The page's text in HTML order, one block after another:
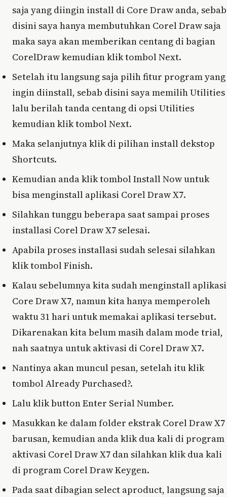
saja yang diingin install di Core Draw anda, sebab
disini saya hanya membutuhkan Corel Draw saja
maka saya akan memberikan centang di bagian
CorelDraw kemudian klik tombol Next.
Setelah itu langsung saja pilih fitur program yang
ingin diinstall, sebab disini saya memilih Utilities
lalu berilah tanda centang di opsi Utilities
kemudian klik tombol Next.
Maka selanjutnya klik di pilihan install dekstop
Shortcuts.
Kemudian anda klik tombol Install Now untuk
bisa menginstall aplikasi Corel Draw X7.
Silahkan tunggu beberapa saat sampai proses
installasi Corel Draw X7 selesai.
Apabila proses installasi sudah selesai silahkan
klik tombol Finish.
Kalau sebelumnya kita sudah menginstall aplikasi
Core Draw X7, namun kita hanya memperoleh
waktu 31 hari untuk memakai aplikasi tersebut.
Dikarenakan kita belum masih dalam mode trial,
nah saatnya untuk aktivasi di Corel Draw X7.
Nantinya akan muncul pesan, setelah itu klik
tombol Already Purchased?.
Lalu klik button Enter Serial Number.
Masukkan ke dalam folder ekstrak Corel Draw X7
barusan, kemudian anda klik dua kali di program
aktivasi Corel Draw X7 dan silahkan klik dua kali
di program Corel Draw Keygen.
Pada saat dibagian select aproduct, langsung saja